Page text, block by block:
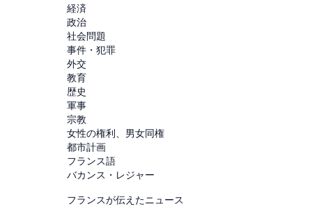
経済
政治
社会問題
事件・犯罪
外交
教育
歴史
軍事
宗教
女性の権利、男女同権
都市計画
フランス語
バカンス・レジャー
フランスが伝えたニュース